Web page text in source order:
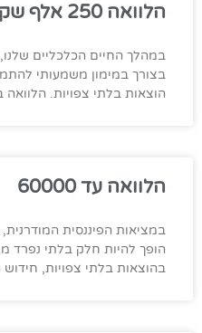
הלוואה 250 אלף שקל
במהלך החיים הכלכליים
בצורך במימון משמעותי
הוצאות בלתי צפויות. הלוואה בסכום
הלוואה עד 60000
במציאות הפיננסית
הופך להיות חלק בלתי נפרד
בהוצאות בלתי צפויות,